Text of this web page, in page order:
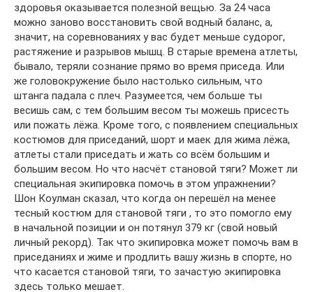
здоровья оказывается полезной вещью. За 24 часа
можно заново восстановить свой водный баланс, а,
значит, на соревнованиях у вас будет меньше судорог,
растяжение и разрывов мышц. В старые времена атлеты,
бывало, теряли сознание прямо во время приседа. Или
же головокружение было настолько сильным, что
штанга падала с плеч. Разумеется, чем больше ты
весишь сам, с тем большим весом ты можешь присесть
или пожать лёжа. Кроме того, с появлением специальных
костюмов для приседаний, шорт и маек для жима лёжа,
атлеты стали приседать и жать со всём большим и
большим весом. Но что насчёт становой тяги? Может ли
специальная экипировка помочь в этом упражнении?
Шон Коулман сказал, что когда он перешёл на менее
тесный костюм для становой тяги , то это помогло ему
в начальной позиции и он потянул 379 кг (свой новый
личный рекорд). Так что экипировка может помочь вам в
приседаниях и жиме и продлить вашу жизнь в спорте, но
что касается становой тяги, то зачастую экипировка
здесь только мешает.